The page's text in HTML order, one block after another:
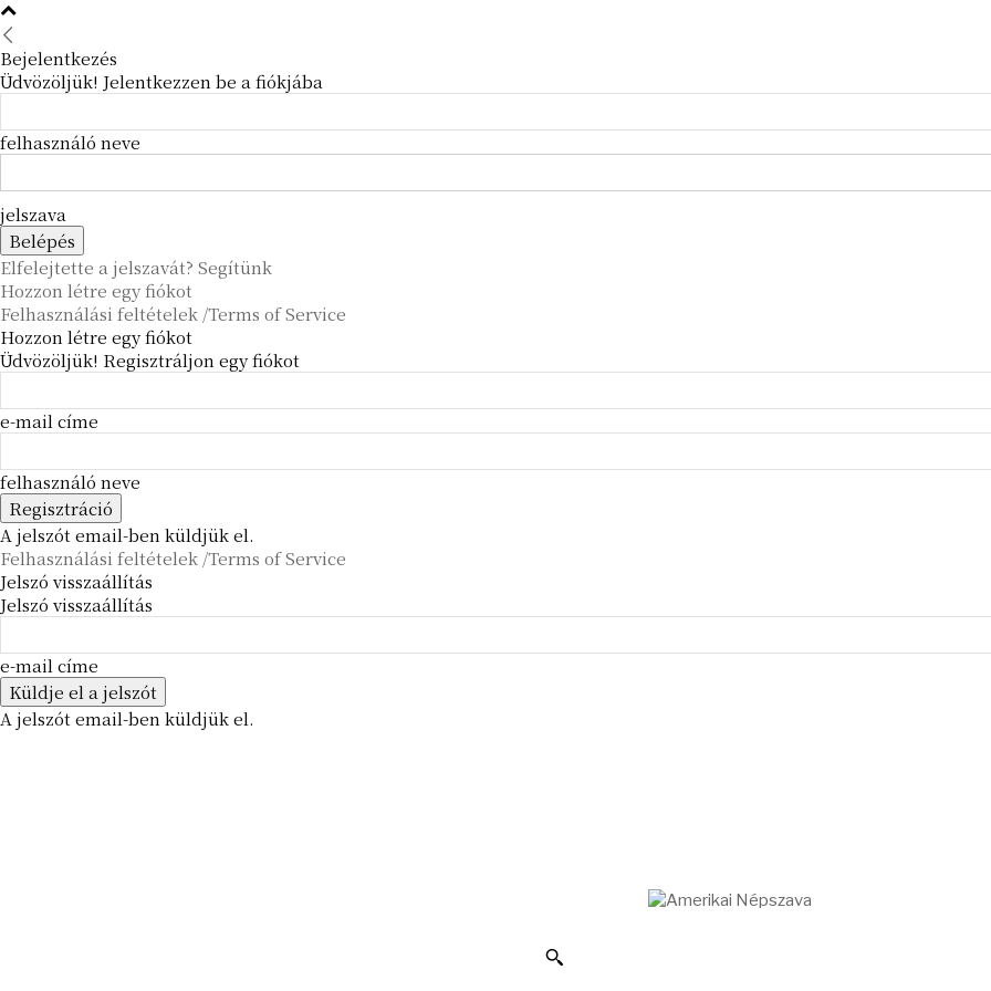
Bejelentkezés
Üdvözöljük! Jelentkezzen be a fiókjába
felhasználó neve
jelszava
Elfelejtette a jelszavát? Segítünk
Hozzon létre egy fiókot
Felhasználási feltételek /Terms of Service
Hozzon létre egy fiókot
Üdvözöljük! Regisztráljon egy fiókot
e-mail címe
felhasználó neve
A jelszót email-ben küldjük el.
Felhasználási feltételek /Terms of Service
Jelszó visszaállítás
Jelszó visszaállítás
e-mail címe
A jelszót email-ben küldjük el.